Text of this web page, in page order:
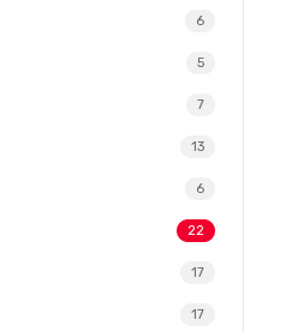
6
5
7
13
6
22
17
17